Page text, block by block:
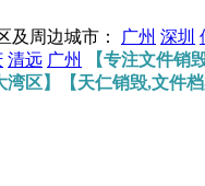
及周边城市： 广州 深圳
清远 广州
【专注文件销
湾区】【天仁销毁,文件